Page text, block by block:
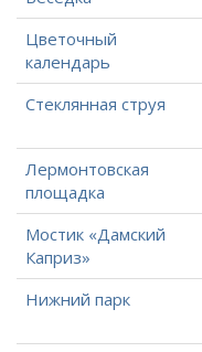
Цветочный
календарь
Стеклянная струя
Лермонтовская
площадка
Мостик «Дамский
Каприз»
Нижний парк